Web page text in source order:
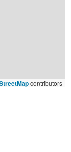
contributors